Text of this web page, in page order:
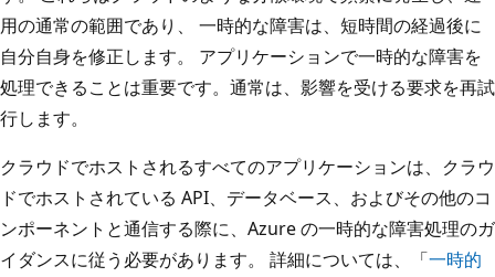
用の通常の範囲であり、 一時的な障害は、短時間の経過後に
自分自身を修正します。 アプリケーションで一時的な障害を
処理できることは重要です。通常は、影響を受ける要求を再試
行します。
クラウドでホストされるすべてのアプリケーションは、クラウ
ドでホストされている API、データベース、およびその他のコ
ンポーネントと通信する際に、Azure の一時的な障害処理のガ
イダンスに従う必要があります。 詳細については、「一時的